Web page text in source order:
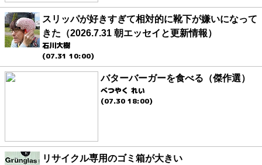
スリッパが好きすぎて相対的に靴下が嫌いになって
きた（2026.7.31 朝エッセイと更新情報）
石川大樹
(07.31 10:00)
バターバーガーを食べる（傑作選）
べつやく れい
(07.30 18:00)
リサイクル専用のゴミ箱が大きい